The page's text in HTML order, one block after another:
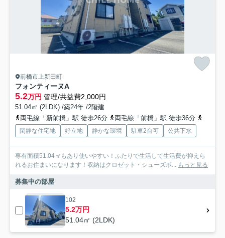
前橋市上新田町
フォンティーヌA
5.2万円 管理/共益費2,000円
51.04㎡ (2LDK) /築24年 /2階建
両毛線「新前橋」駅 徒歩26分
両毛線「前橋」駅 徒歩36分
閑静な住宅地 好立地 静かな環境 駐車2台可 公共下水
専有面積51.04㎡もあり使いやすい！ふたりで生活して生活費が抑えら
れるお住まいになります！収納はクロゼット・シューズボ... もっと見る
募集中の部屋
102
5.2万円
51.04㎡ (2LDK)